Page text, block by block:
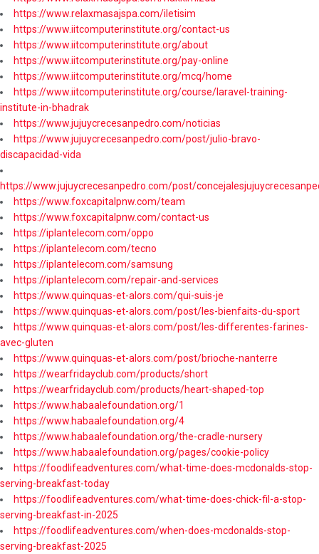
https://www.relaxmasajspa.com/iletisim
https://www.iitcomputerinstitute.org/contact-us
https://www.iitcomputerinstitute.org/about
https://www.iitcomputerinstitute.org/pay-online
https://www.iitcomputerinstitute.org/mcq/home
https://www.iitcomputerinstitute.org/course/laravel-training-
institute-in-bhadrak
https://www.jujuycrecesanpedro.com/noticias
https://www.jujuycrecesanpedro.com/post/julio-bravo-
discapacidad-vida
https://www.jujuycrecesanpedro.com/post/
https://www.foxcapitalpnw.com/team
https://www.foxcapitalpnw.com/contact-us
https://iplantelecom.com/oppo
https://iplantelecom.com/tecno
https://iplantelecom.com/samsung
https://iplantelecom.com/repair-and-services
https://www.quinquas-et-alors.com/qui-suis-je
https://www.quinquas-et-alors.com/post/les-bienfaits-du-sport
https://www.quinquas-et-alors.com/post/les-differentes-farines-
avec-gluten
https://www.quinquas-et-alors.com/post/brioche-nanterre
https://wearfridayclub.com/products/short
https://wearfridayclub.com/products/heart-shaped-top
https://www.habaalefoundation.org/1
https://www.habaalefoundation.org/4
https://www.habaalefoundation.org/the-cradle-nursery
https://www.habaalefoundation.org/pages/cookie-policy
https://foodlifeadventures.com/what-time-does-mcdonalds-stop-
serving-breakfast-today
https://foodlifeadventures.com/what-time-does-chick-fil-a-stop-
serving-breakfast-in-2025
https://foodlifeadventures.com/when-does-mcdonalds-stop-
serving-breakfast-2025